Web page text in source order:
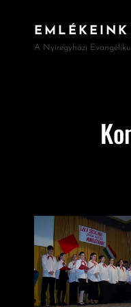
EMLÉKEINK
A Nyíregyházi